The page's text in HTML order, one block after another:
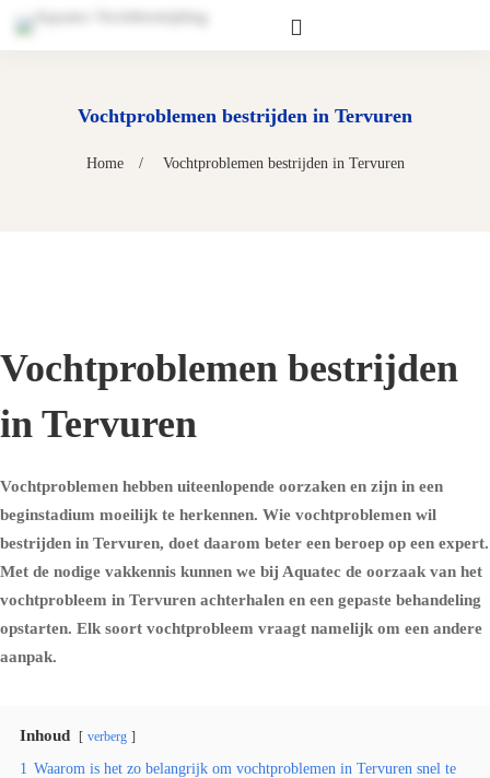
Vochtproblemen bestrijden in Tervuren
Home Vochtproblemen bestrijden in Tervuren
Vochtproblemen bestrijden
in Tervuren
Vochtproblemen hebben uiteenlopende oorzaken en zijn in een
beginstadium moeilijk te herkennen. Wie vochtproblemen wil
bestrijden in Tervuren, doet daarom beter een beroep op een expert.
Met de nodige vakkennis kunnen we bij Aquatec de oorzaak van het
vochtprobleem in Tervuren achterhalen en een gepaste behandeling
opstarten. Elk soort vochtprobleem vraagt namelijk om een andere
aanpak.
Inhoud verberg
1 Waarom is het zo belangrijk om vochtproblemen in Tervuren snel te